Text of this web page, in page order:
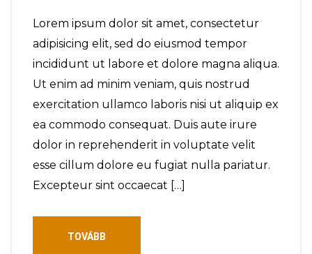
Lorem ipsum dolor sit amet, consectetur
adipisicing elit, sed do eiusmod tempor
incididunt ut labore et dolore magna aliqua.
Ut enim ad minim veniam, quis nostrud
exercitation ullamco laboris nisi ut aliquip ex
ea commodo consequat. Duis aute irure
dolor in reprehenderit in voluptate velit
esse cillum dolore eu fugiat nulla pariatur.
Excepteur sint occaecat […]
TOVÁBB